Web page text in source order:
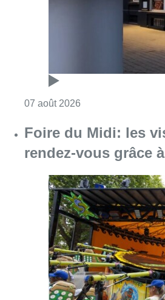
07 août 2026 Consulter l'article
Les Bruxellois
zones 30 ?